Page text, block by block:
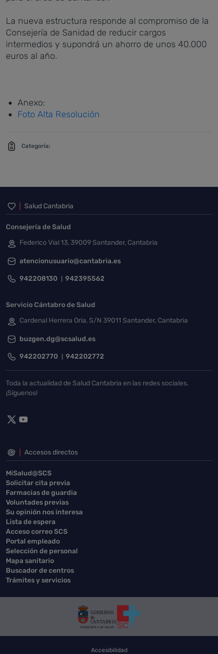
La nueva estructura responde al compromiso de la
Consejería de Sanidad de reducir cargos
intermedios y supondrá un ahorro de unos 40.000
euros al año.
Anexo:
Foto Alta Resolución
Categoría:
Inicio del pie de página
Salud Cantabria
Consejería de Salud
Federico Vial 13, 39009 Santander, Cantabria
atencionusuario@cantabria.es
942208130 942395562
Servicio Cántabro de Salud
Cardenal Herrera Oria, S/N 39011 Santander, Cantabria
buzgen.dg@scsalud.es
942202770 942202772
Toda la actualidad de Salud Cantabria en las redes sociales.
¡Síguenos!
Accesos directos
MiSalud@SCS
Solicitar cita previa
Farmacias de guardia
Voluntades previas
Su opinión nos interesa
Lista de espera
Acceso correo SCS
Portal empleado
Selección de personal
Mapa sanitario
Buscador de centros
Trámites y servicios
Accesibilidad